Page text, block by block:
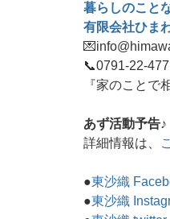
暮らしのこと
有限会社ひま
📞0791-22-
『家のことで
あず活動予告♪
詳細情報は、
●東沙織
●東沙織